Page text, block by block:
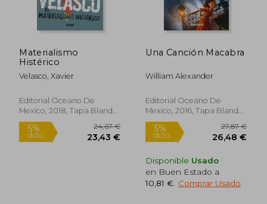
5%
dcto.
Materialismo
Histérico
Velasco, Xavier
Editorial Oceano De
Mexico, 2018, Tapa Blanda,
Usado
Una Canción Macabra
William Alexander
Editorial Oceano De
Mexico, 2016, Tapa Blanda,
Nuevo
Disponible Usado
en Buen Estado a
10,81 € Comprar Usado